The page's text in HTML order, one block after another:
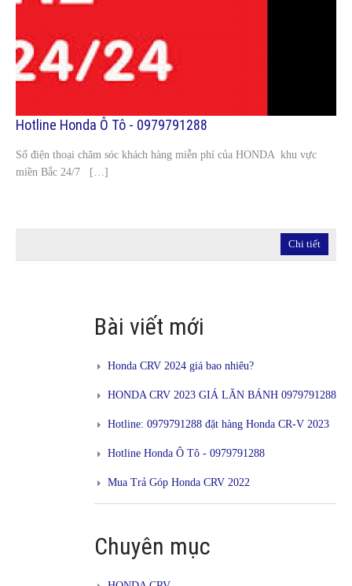
Hotline Honda Ô Tô - 0979791288
Số điện thoại chăm sóc khách hàng miễn phí của HONDA khu vực
miền Bắc 24/7 […]
Chi tiết
Bài viết mới
Honda CRV 2024 giá bao nhiêu?
HONDA CRV 2023 GIÁ LĂN BÁNH 0979791288
Hotline: 0979791288 đặt hàng Honda CR-V 2023
Hotline Honda Ô Tô - 0979791288
Mua Trả Góp Honda CRV 2022
Chuyên mục